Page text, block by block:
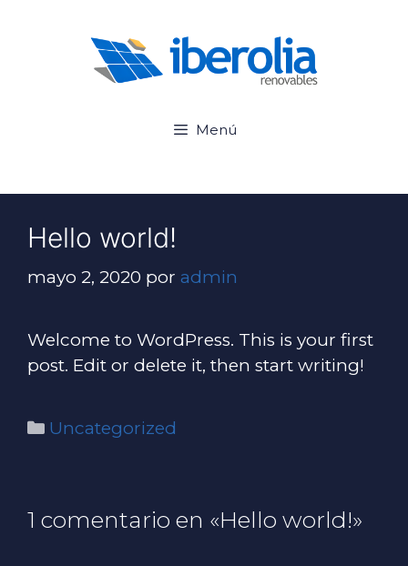
Menú
Hello world!
mayo 2, 2020 por admin
Welcome to WordPress. This is your first
post. Edit or delete it, then start writing!
Categorías
Uncategorized
1 comentario en «Hello world!»